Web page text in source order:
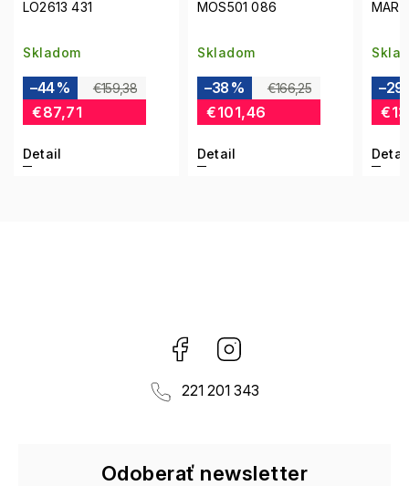
MOS501 086
Skladom
€166,25
–38 %
€101,46
Detail
MARC 235 086
Skladom
€187,08
–29 %
€131,04
Detail
Facebook
221 201 343
Odoberať newsletter